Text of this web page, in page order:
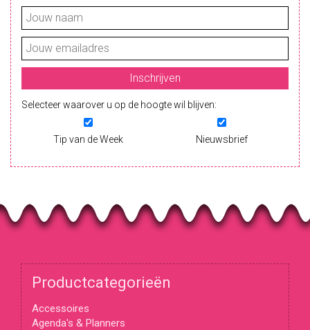
Selecteer waarover u op de hoogte wil blijven:
Tip van de Week Nieuwsbrief
Productcategorieën
Accessoires
Agenda's & Planners